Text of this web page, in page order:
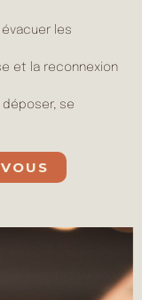
les
et la reconnexion
se